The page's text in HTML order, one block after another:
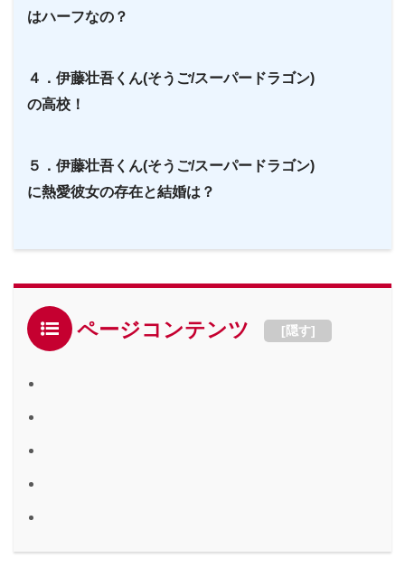
はハーフなの？
４．伊藤壮吾くん(そうご/スーパードラゴン)
の高校！
５．伊藤壮吾くん(そうご/スーパードラゴン)
に熱愛彼女の存在と結婚は？
ページコンテンツ [隠す]